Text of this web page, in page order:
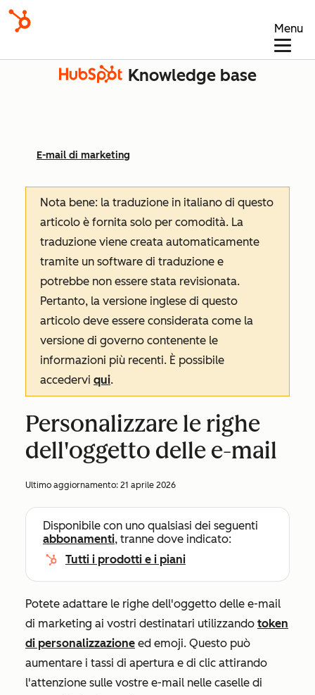
Menu
Knowledge base
E-mail di marketing
Nota bene: la traduzione in italiano di questo
articolo è fornita solo per comodità. La
traduzione viene creata automaticamente
tramite un software di traduzione e
potrebbe non essere stata revisionata.
Pertanto, la versione inglese di questo
articolo deve essere considerata come la
versione di governo contenente le
informazioni più recenti. È possibile
accedervi qui.
Personalizzare le righe
dell'oggetto delle e-mail
Ultimo aggiornamento: 21 aprile 2026
Disponibile con uno qualsiasi dei seguenti
abbonamenti, tranne dove indicato:
Tutti i prodotti e i piani
Potete adattare le righe dell'oggetto delle e-mail
di marketing ai vostri destinatari utilizzando token
di personalizzazione ed emoji. Questo può
aumentare i tassi di apertura e di clic attirando
l'attenzione sulle vostre e-mail nelle caselle di